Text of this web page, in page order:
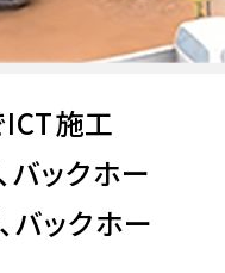
施工
バックホー
バックホー